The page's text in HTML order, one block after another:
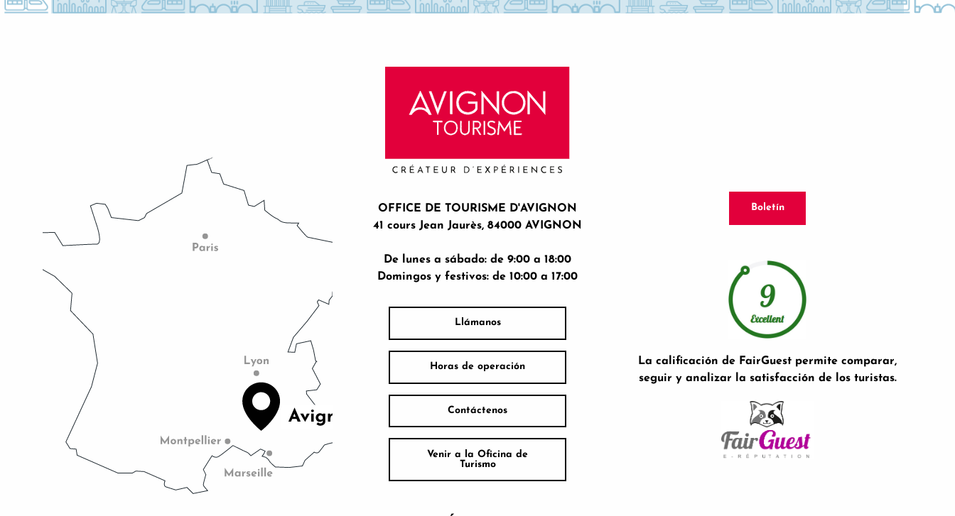
OFFICE DE TOURISME D'AVIGNON
41 cours Jean Jaurès, 84000 AVIGNON
De lunes a sábado: de 9:00 a 18:00
Domingos y festivos: de 10:00 a 17:00
Llámanos
Horas de operación
Contáctenos
Venir a la Oficina de
Turismo
Boletín
La calificación de FairGuest permite comparar,
seguir y analizar la satisfacción de los turistas.